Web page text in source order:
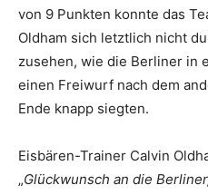
von 9 Punkten konnte das
Oldham sich letztlich nicht
zusehen, wie die Berliner in
einen Freiwurf nach dem
Ende knapp siegten.
Eisbären-Trainer Calvin
„Glückwunsch an die